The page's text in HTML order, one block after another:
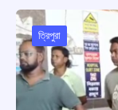
ত্রিপুরা